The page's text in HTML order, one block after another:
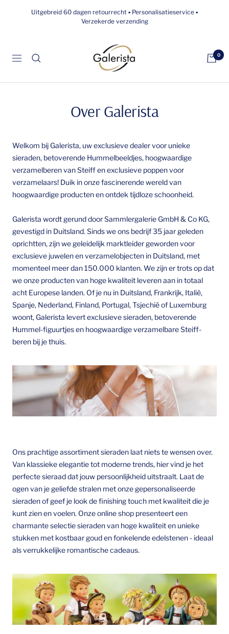
Uitgebreid 60 dagen retourrecht ▪ Personalisatieservice ▪
Verzekerde verzending
Navigatie
galerista
0
Over Galerista
Welkom bij Galerista, uw exclusieve dealer voor unieke
sieraden, betoverende Hummelbeeldjes, hoogwaardige
verzamelberen van Steiff en exclusieve poppen voor
verzamelaars! Duik in onze fascinerende wereld van
hoogwaardige producten en ontdek tijdloze schoonheid.
Galerista wordt gerund door Sammlergalerie GmbH & Co KG,
gevestigd in Duitsland. Sinds we ons bedrijf 35 jaar geleden
oprichtten, zijn we geleidelijk marktleider geworden voor
exclusieve juwelen en verzamelobjecten in Duitsland, met
momenteel meer dan 150.000 klanten. We zijn er trots op dat
we onze producten van hoge kwaliteit leveren aan in totaal
acht Europese landen. Of je nu in Duitsland, Frankrijk, Italië,
Spanje, Nederland, Finland, Portugal, Tsjechië of Luxemburg
woont, Galerista levert exclusieve sieraden, betoverende
Hummel-figuurtjes en hoogwaardige verzamelbare Steiff-
beren bij je thuis.
Ons prachtige assortiment sieraden laat niets te wensen over.
Van klassieke elegantie tot moderne trends, hier vind je het
perfecte sieraad dat jouw persoonlijkheid uitstraalt. Laat de
ogen van je geliefde stralen met onze gepersonaliseerde
sieraden of geef je look de finishing touch met kwaliteit die je
kunt zien en voelen. Onze online shop presenteert een
charmante selectie sieraden van hoge kwaliteit en unieke
stukken met kostbaar goud en fonkelende edelstenen - ideaal
als verrukkelijke romantische cadeaus.